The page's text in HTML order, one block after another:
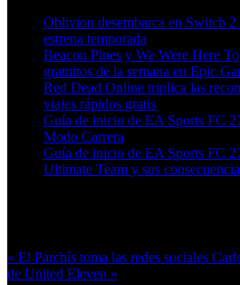
Oblivion desembarca en Switch
estrena temporada
Beacon Pines y We Were Here
gratuitos de la semana en Epic
Red Dead Online triplica las
viajes rápidos gratis
Guía de inicio de EA Sports FC
Modo Carrera
Guía de inicio de EA Sports FC
Ultimate Team y sus
« El Parchís toma las redes sociales
de United Eleven »